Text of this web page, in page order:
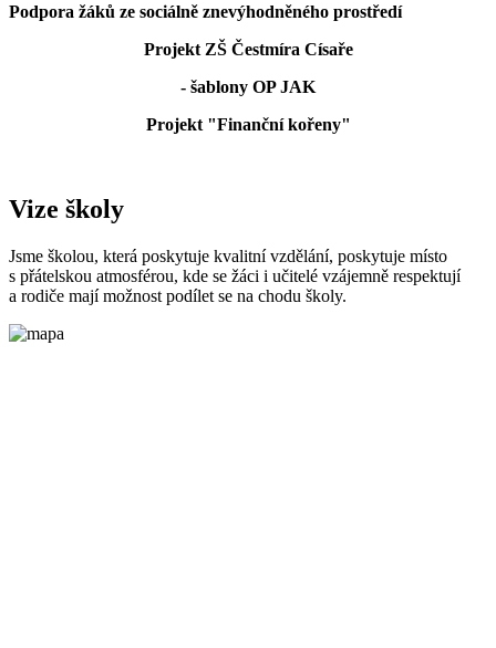
Podpora žáků ze sociálně znevýhodněného prostředí
Projekt ZŠ Čestmíra Císaře
- šablony OP JAK
Projekt "Finanční kořeny"
Vize školy
Jsme školou, která poskytuje kvalitní vzdělání, poskytuje místo
s přátelskou atmosférou, kde se žáci i učitelé vzájemně respektují
a rodiče mají možnost podílet se na chodu školy.